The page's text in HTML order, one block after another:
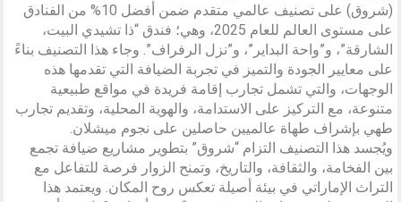
(شروق) على تصنيف عالمي متقدم ضمن أفضل 10% من الفنادق
على مستوى العالم للعام 2025، وهي؛ فندق “ذا تشيدي البيت،
الشارقة”، و”واحة البداير”، و”نزل الرفراف”. وجاء هذا التصنيف بناءً
على معايير الجودة والتميز في تجربة الضيافة التي تقدمها هذه
الوجهات، والتي تشمل تجارب إقامة فريدة في مواقع طبيعية
متنوعة، مع التركيز على الاستدامة، والهوية المحلية، وتقديم تجارب
طهي بإشراف طهاة عالميين حاصلين على نجوم ميشلان.
ويُجسد هذا التصنيف التزام “شروق” بتطوير مشاريع ضيافة تجمع
بين الفخامة، والثقافة، والتاريخ، وتمنح الزوار فرصة للتفاعل مع
التراث الإماراتي في بيئة أصيلة تعكس روح المكان. ويعتمد هذا